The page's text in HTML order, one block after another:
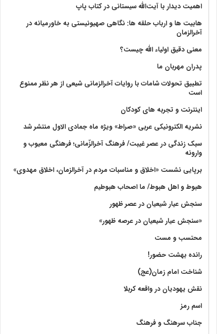
اهمیت دیدار با آیت‌الله سیستانی در کتاب پاپ
هابیت ها و ارباب حلقه ها: نگاهی صهیونیستی به خاورمیانه در
آخرالزمان
معنی دقیق اولیاء الله چیست؟
پدران مهربان ما
تطبیق تحولات شامات با روایات آخرالزمانی شیعی از هر نظر ممنوع
است
اینترنت و تجربه های کودکان
نشریه الکترونیکی عربی «صراط» ویژه ماه جمادی الاول منتشر شد
سبک زندگی در عصر غیبت/ فرهنگ آخرالزّمانی؛ فرهنگی معیوب و
وارونه
برپایی نشست «اخلاق و مناسبات مردم در آخرالزمان، اخلاق مهدوی»
هبوط و اهل هبوط/ ما اصحاب هبوطیم
سنجش عیار شیعیان در عصر ظهور
«سنجش عیار شیعیان در عرصه ظهور»
محتسب و مست
رانده بهشت‌ حضور!
شناخت امام زمان(عج)
نقش یهودیان در واقعه کربلا
اسم رمز
جناب سرهنگ و فرهنگ